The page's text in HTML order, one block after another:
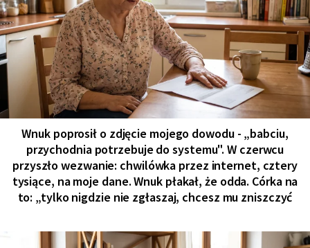
Wnuk poprosił o zdjęcie mojego dowodu - „babciu,
przychodnia potrzebuje do systemu". W czerwcu
przyszło wezwanie: chwilówka przez internet, cztery
tysiące, na moje dane. Wnuk płakał, że odda. Córka na
to: „tylko nigdzie nie zgłaszaj, chcesz mu zniszczyć